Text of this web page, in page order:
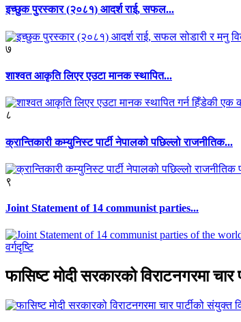
इच्छुक पुरस्कार (२०८१) आदर्श राई, सफल...
७
शाश्वत आकृति लिएर एउटा मानक स्थापित...
८
क्रान्तिकारी कम्युनिस्ट पार्टी नेपालको पछिल्लो राजनीतिक...
९
Joint Statement of 14 communist parties...
वर्गदृष्टि
फासिष्ट मोदी सरकारको विराटनगरमा चार